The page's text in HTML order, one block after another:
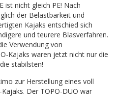
ist nicht gleich PE! Nach
der Belastbarkeit und
Kajaks entschied sich
und teurere Blasverfahren.
Verwendung von
Kajaks waren jetzt nicht nur die
stabilsten!
zur Herstellung eines voll
Der TOPO-DUO war